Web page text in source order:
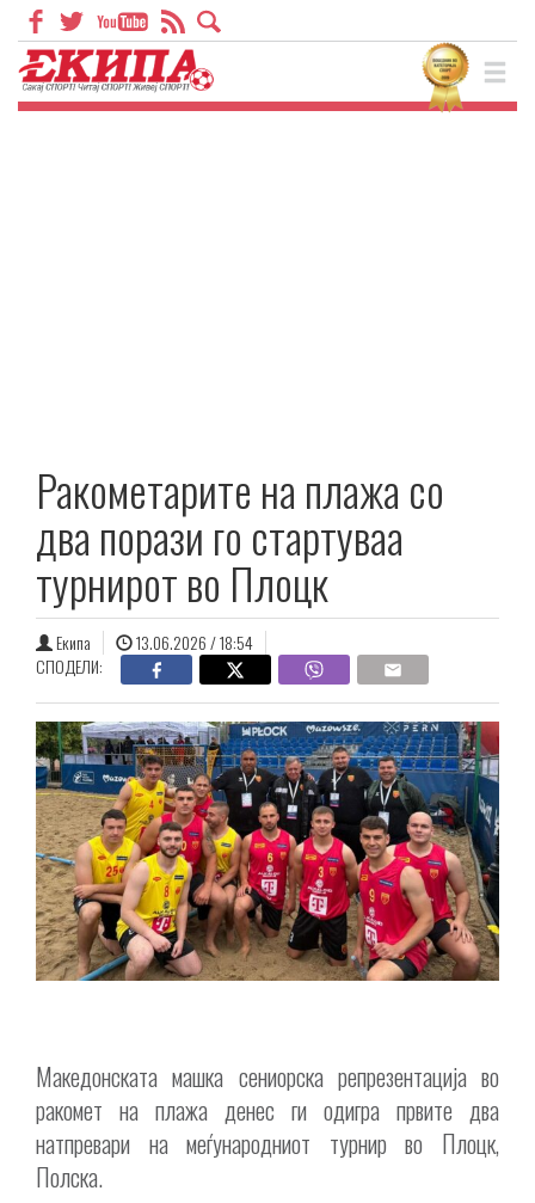
Ракометарите на плажа со
два порази го стартуваа
турнирот во Плоцк
Екипа
13.06.2026 / 18:54
СПОДЕЛИ:
Македонската машка сениорска репрезентација во
ракомет на плажа денес ги одигра првите два
натпревари на меѓународниот турнир во Плоцк,
Полска.